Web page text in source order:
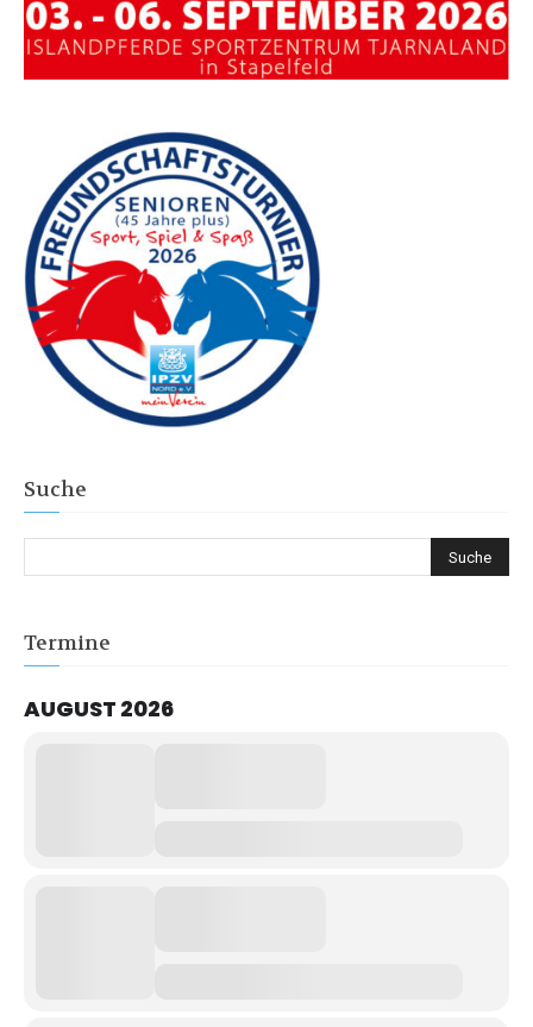
Suche
Termine
AUGUST 2026